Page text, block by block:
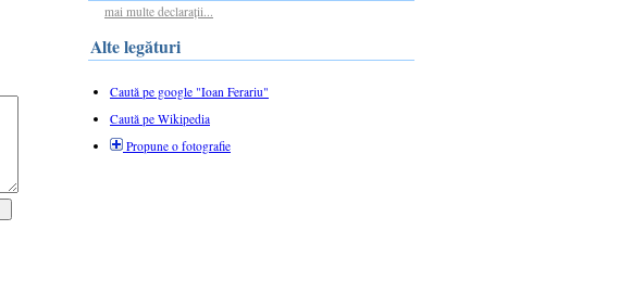
mai multe declarații...
Alte legături
Caută pe google "Ioan Ferariu"
Caută pe Wikipedia
Propune o fotografie